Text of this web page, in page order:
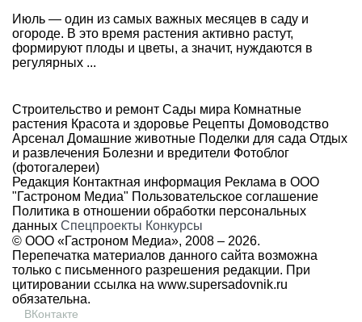
Июль — один из самых важных месяцев в саду и
огороде. В это время растения активно растут,
формируют плоды и цветы, а значит, нуждаются в
регулярных ...
Строительство и ремонт Сады мира Комнатные
растения Красота и здоровье Рецепты Домоводство
Арсенал Домашние животные Поделки для сада Отдых
и развлечения Болезни и вредители Фотоблог
(фотогалереи)
Редакция Контактная информация Реклама в ООО
"Гастроном Медиа" Пользовательское соглашение
Политика в отношении обработки персональных
данных Спецпроекты Конкурсы
© ООО «Гастроном Медиа», 2008 – 2026.
Перепечатка материалов данного сайта возможна
только с письменного разрешения редакции. При
цитировании ссылка на www.supersadovnik.ru
обязательна.
ВКонтакте